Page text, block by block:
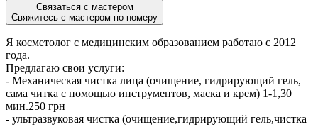
Связаться с мастером
Свяжитесь с мастером по номеру
Я косметолог с медицинским образованием работаю с 2012
года.
Предлагаю свои услуги:
- Механическая чистка лица (очищение, гидрирующий гель,
сама читка с помощью инструментов, маска и крем) 1-1,30
мин.250 грн
- ультразвуковая чистка (очищение,гидрирующий гель,чистка